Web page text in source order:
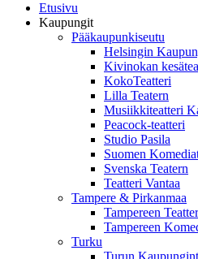
Etusivu
Kaupungit
Pääkaupunkiseutu
Helsingin
Kivinokan
KokoTeatteri
Lilla Teatern
Musiikkiteatteri
Peacock-teatteri
Studio Pasila
Suomen
Svenska Teatern
Teatteri Vantaa
Tampere & Pirkanmaa
Tampereen
Tampereen
Turku
Turun